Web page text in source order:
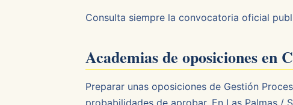
Consulta siempre la convocatoria oficial
Academias de oposiciones en
Preparar unas oposiciones de Gestión
probabilidades de aprobar. En Las Palmas /